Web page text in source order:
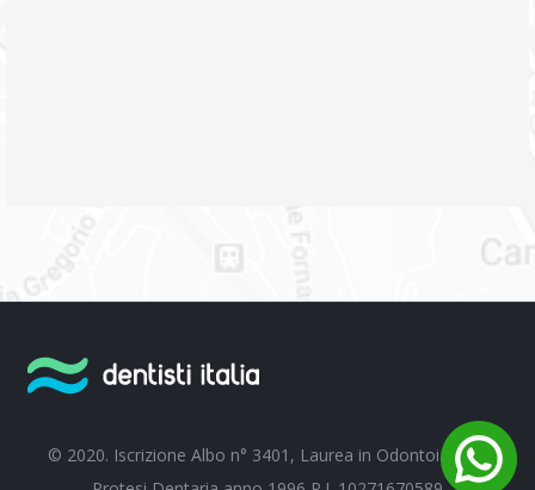
© 2020. Iscrizione Albo n° 3401, Laurea in Odontoiatria e